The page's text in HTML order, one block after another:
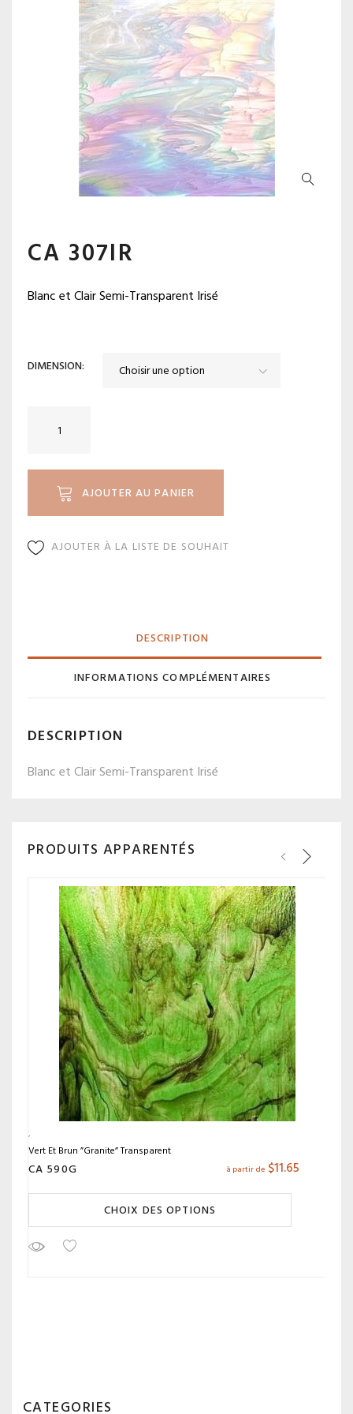
CA 307IR
Blanc et Clair Semi-Transparent Irisé
DIMENSION
AJOUTER AU PANIER
AJOUTER À LA LISTE DE SOUHAIT
DESCRIPTION
INFORMATIONS COMPLÉMENTAIRES
DESCRIPTION
Blanc et Clair Semi-Transparent Irisé
PRODUITS APPARENTÉS
Vert Et Brun ”Granite” Transparent
CA 590G à partir de $11.65
CHOIX DES OPTIONS
CATEGORIES